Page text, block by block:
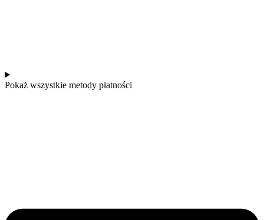
Pokaż wszystkie metody płatności